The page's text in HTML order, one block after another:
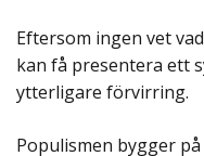
Eftersom ingen vet
kan få presentera ett
ytterligare förvirring.
Populismen bygger